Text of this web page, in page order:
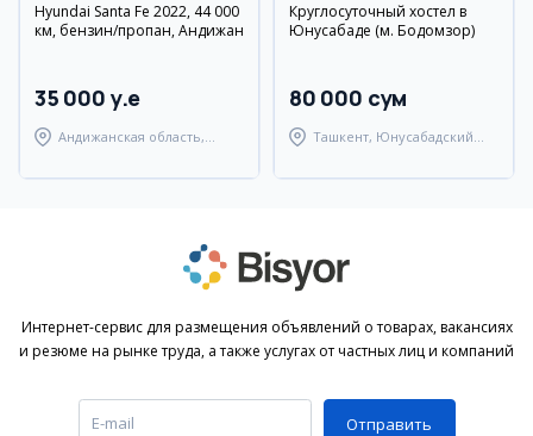
Hyundai Santa Fe 2022, 44 000
км, бензин/пропан, Андижан
35 000 y.e
Андижанская область,
Круглосуточный хостел в
Юнусабаде (м. Бодомзор)
80 000 сум
Ташкент, Юнусабадский
Интернет-сервис для размещения объявлений о товарах, вакансиях
и резюме на рынке труда, а также услугах от частных лиц и компаний
Отправить